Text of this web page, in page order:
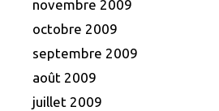
novembre 2009
octobre 2009
septembre 2009
août 2009
juillet 2009